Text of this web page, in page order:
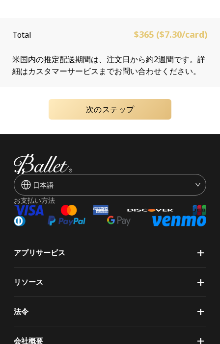
Total $365 ($7.30/card)
米国内の推定配送期間は、注文日から約2週間です。詳
細はカスタマーサービスまでお問い合わせください。
次のステップ
日本語
お支払い方法
+
アプリサービス
+
リソース
+
法令
会社概要